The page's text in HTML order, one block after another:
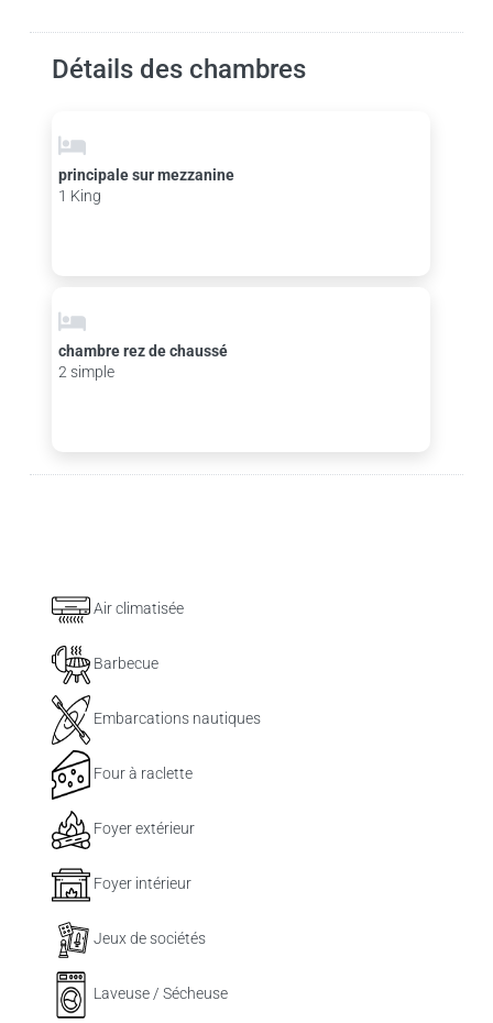
Détails des chambres
principale sur mezzanine
1 King
chambre rez de chaussé
2 simple
Air climatisée
Barbecue
Embarcations nautiques
Four à raclette
Foyer extérieur
Foyer intérieur
Jeux de sociétés
Laveuse / Sécheuse